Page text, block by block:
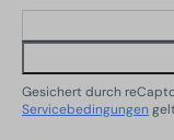
Gesichert durch
Servicebedingungen